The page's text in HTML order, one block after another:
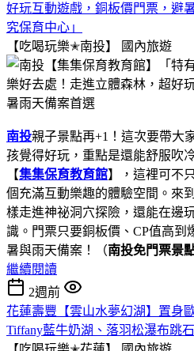
好玩互動遊戲，銅板價門票，避
究保育中心」
【吃喝玩樂✭南投】
國內旅遊
南投親子景點再+1！這次要帶大
孩覺得好玩，重點是還能舒服吹
【集集保育教育館】，這裡可不
個充滿互動樂趣的體驗空間。來
樣走進神祕洞穴探險，還能在邊
識。門票只要銅板價、CP值高到
暑與雨天備案！（南投免門票景
繼續閱讀
2週前
花蓮壽豐【雲山水夢幻湖】置身
Tiffany藍牛奶湖、落羽松瀑布跳